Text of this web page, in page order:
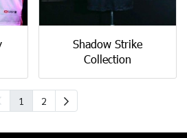
Shadow Strike
Collection
1 2